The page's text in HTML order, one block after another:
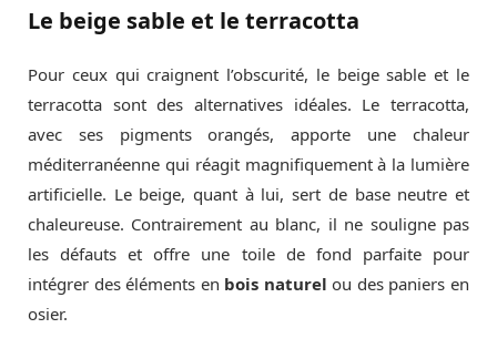
Le beige sable et le terracotta
Pour ceux qui craignent l’obscurité, le beige sable et le
terracotta sont des alternatives idéales. Le terracotta,
avec ses pigments orangés, apporte une chaleur
méditerranéenne qui réagit magnifiquement à la lumière
artificielle. Le beige, quant à lui, sert de base neutre et
chaleureuse. Contrairement au blanc, il ne souligne pas
les défauts et offre une toile de fond parfaite pour
intégrer des éléments en bois naturel ou des paniers en
osier.